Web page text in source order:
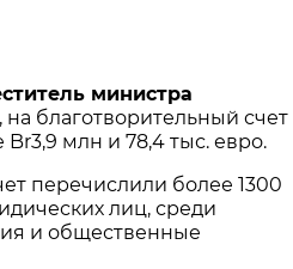
министра
, на благотворительный счет
млн и 78,4 тыс. евро.
перечислили более 1300
лиц, среди
и общественные